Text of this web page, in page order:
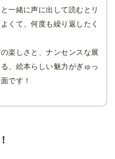
一緒に声に出して読むとリ
くて、何度も繰り返したく
楽しさと、ナンセンスな展
、絵本らしい魅力がぎゅっ
です！